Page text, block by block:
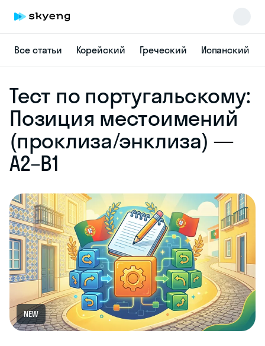
Все статьи Корейский Греческий Испанский
Тест по португальскому:
Позиция местоимений
(проклиза/энклиза) —
A2–B1
NEW
online